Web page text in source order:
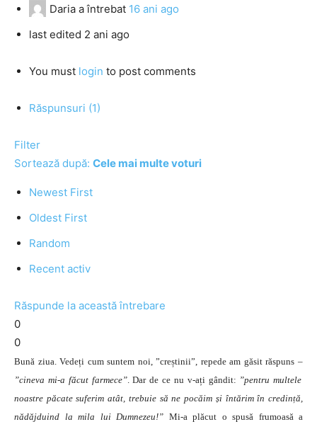
Daria a întrebat 16 ani ago
last edited 2 ani ago
You must login to post comments
Răspunsuri (1)
Filter
Sortează după: Cele mai multe voturi
Newest First
Oldest First
Random
Recent activ
Răspunde la această întrebare
0
0
Bună ziua. Vedeți cum suntem noi, ”creștinii”, repede am găsit răspuns –
”cineva mi-a făcut farmece”. Dar de ce nu v-ați gândit: ”pentru multele
noastre păcate suferim atât, trebuie să ne pocăim și întărim în credință,
nădăjduind la mila lui Dumnezeu!” Mi-a plăcut o spusă frumoasă a